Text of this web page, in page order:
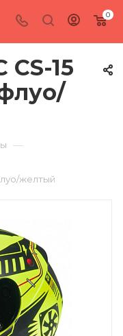
0
15
—
желтый